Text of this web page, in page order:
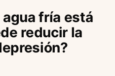
fría está
reducir la